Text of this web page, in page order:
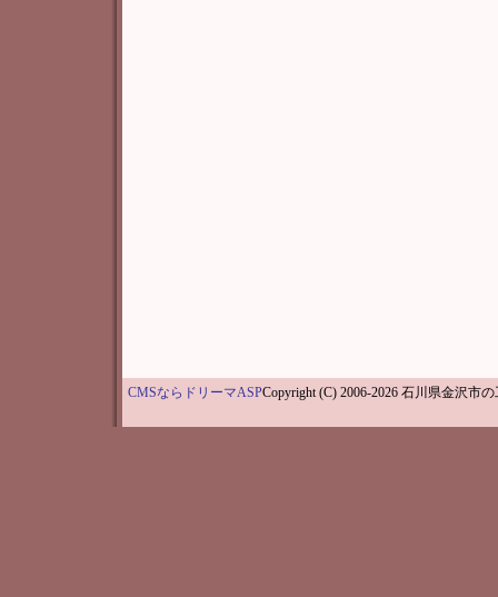
CMSならドリーマASPCopyright (C) 2006-2026 石川県金沢市